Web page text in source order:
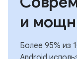
и
Более 95% из